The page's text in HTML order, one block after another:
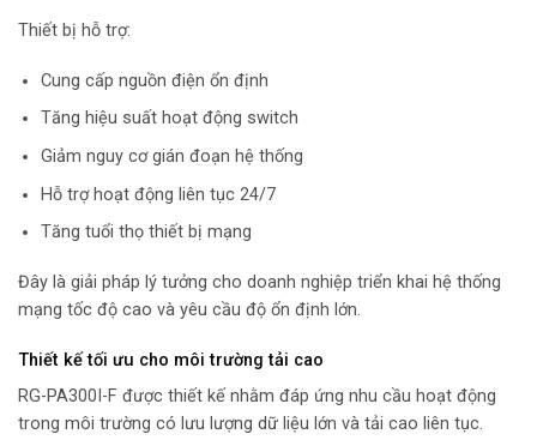
Thiết bị hỗ trợ:
Cung cấp nguồn điện ổn định
Tăng hiệu suất hoạt động switch
Giảm nguy cơ gián đoạn hệ thống
Hỗ trợ hoạt động liên tục 24/7
Tăng tuổi thọ thiết bị mạng
Đây là giải pháp lý tưởng cho doanh nghiệp triển khai hệ thống
mạng tốc độ cao và yêu cầu độ ổn định lớn.
Thiết kế tối ưu cho môi trường tải cao
RG-PA300I-F được thiết kế nhằm đáp ứng nhu cầu hoạt động
trong môi trường có lưu lượng dữ liệu lớn và tải cao liên tục.